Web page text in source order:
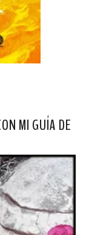
MI GUÍA DE